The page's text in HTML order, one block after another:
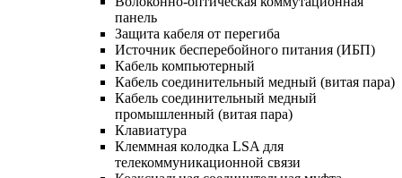
панель
Защита кабеля от перегиба
Источник бесперебойного питания (ИБП)
Кабель компьютерный
Кабель соединительный медный (витая пара)
Кабель соединительный медный
промышленный (витая пара)
Клавиатура
Клеммная колодка LSA для
телекоммуникационной связи